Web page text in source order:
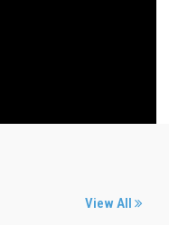
View All